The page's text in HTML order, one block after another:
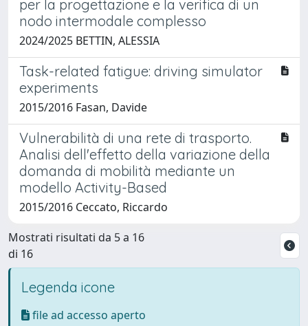
per la progettazione e la verifica di un
nodo intermodale complesso
2024/2025 BETTIN, ALESSIA
Task-related fatigue: driving simulator
experiments
2015/2016 Fasan, Davide
Vulnerabilità di una rete di trasporto.
Analisi dell'effetto della variazione della
domanda di mobilità mediante un
modello Activity-Based
2015/2016 Ceccato, Riccardo
Mostrati risultati da 5 a 16
di 16
Legenda icone
file ad accesso aperto